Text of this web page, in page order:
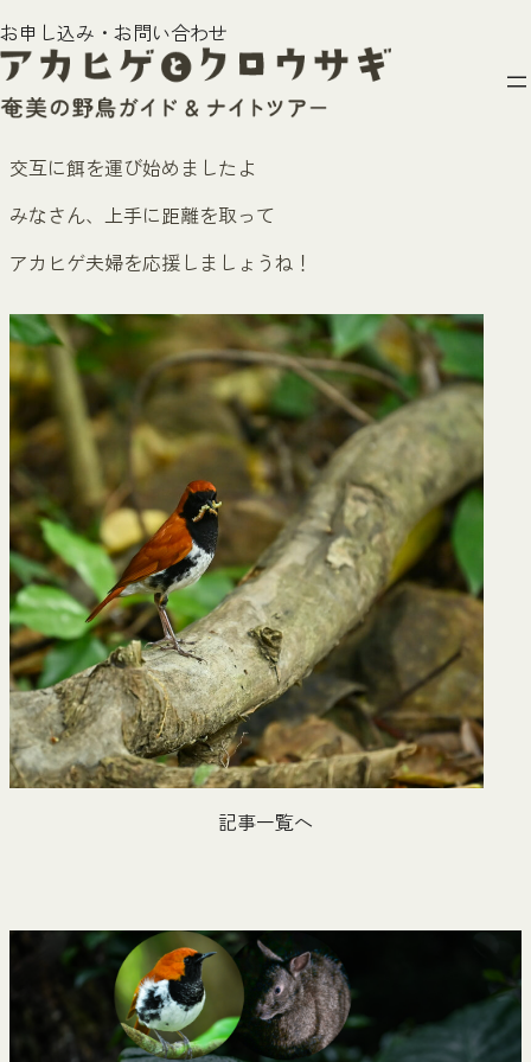
内
容
を
ス
ッ
お申し込み・お問い合わせ
アカヒゲの餌運び
2025年4月25日
アカヒゲのメスとオスが
交互に餌を運び始めましたよ
みなさん、上手に距離を取って
アカヒゲ夫婦を応援しましょうね！
記事一覧へ